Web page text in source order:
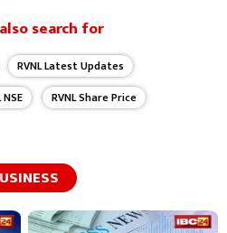
search for
RVNL Latest Updates
NSE
RVNL Share Price